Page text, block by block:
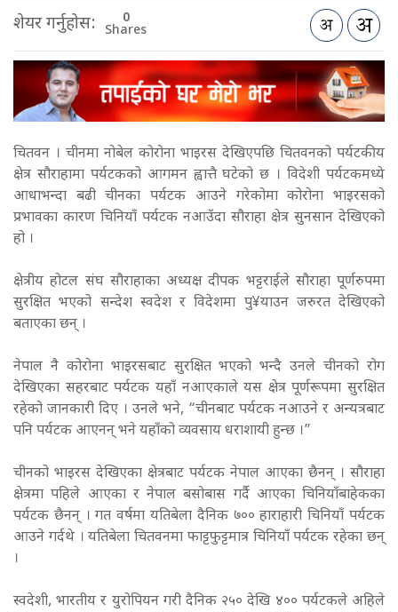
शेयर गर्नुहोस: 0
Shares
चितवन । चीनमा नोबेल कोरोना भाइरस देखिएपछि चितवनको पर्यटकीय
क्षेत्र सौराहामा पर्यटकको आगमन ह्वात्तै घटेको छ । विदेशी पर्यटकमध्ये
आधाभन्दा बढी चीनका पर्यटक आउने गरेकोमा कोरोना भाइरसको
प्रभावका कारण चिनियाँ पर्यटक नआउँदा सौराहा क्षेत्र सुनसान देखिएको
हो ।
क्षेत्रीय होटल संघ सौराहाका अध्यक्ष दीपक भट्टराईले सौराहा पूर्णरुपमा
सुरक्षित भएको सन्देश स्वदेश र विदेशमा पु¥याउन जरुरत देखिएको
बताएका छन् ।
नेपाल नै कोरोना भाइरसबाट सुरक्षित भएको भन्दै उनले चीनको रोग
देखिएका सहरबाट पर्यटक यहाँ नआएकाले यस क्षेत्र पूर्णरूपमा सुरक्षित
रहेको जानकारी दिए । उनले भने, “चीनबाट पर्यटक नआउने र अन्यत्रबाट
पनि पर्यटक आएनन् भने यहाँको व्यवसाय धराशायी हुन्छ ।”
चीनको भाइरस देखिएका क्षेत्रबाट पर्यटक नेपाल आएका छैनन् । सौराहा
क्षेत्रमा पहिले आएका र नेपाल बसोबास गर्दै आएका चिनियाँबाहेकका
पर्यटक छैनन् । गत वर्षमा यतिबेला दैनिक ७०० हाराहारी चिनियाँ पर्यटक
आउने गर्दथे । यतिबेला चितवनमा फाट्टफुट्टमात्र चिनियाँ पर्यटक रहेका छन्
।
स्वदेशी, भारतीय र युरोपियन गरी दैनिक २५० देखि ४०० पर्यटकले अहिले